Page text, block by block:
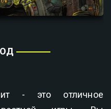
- это отличное